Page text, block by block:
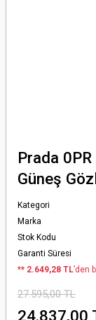
Prada
Güneş
Kategori
Marka
Stok Kodu
Garanti Süresi
** 2.649,28 TL’den
27.595,00 TL
24.837,00